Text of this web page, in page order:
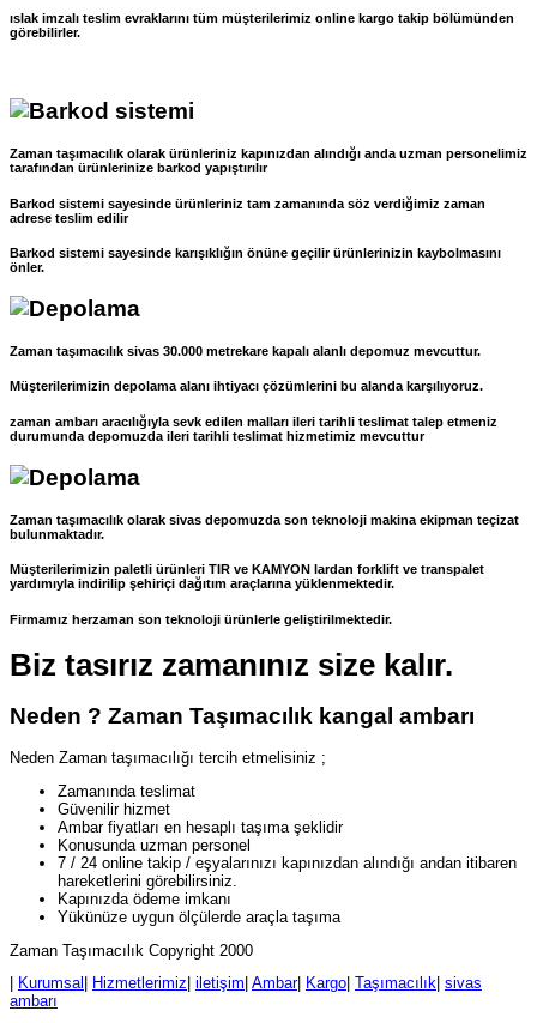
ıslak imzalı teslim evraklarını tüm müşterilerimiz online kargo takip bölümünden
görebilirler.
Zaman taşımacılık olarak ürünleriniz kapınızdan alındığı anda uzman personelimiz
tarafından ürünlerinize barkod yapıştırılır
Barkod sistemi sayesinde ürünleriniz tam zamanında söz verdiğimiz zaman
adrese teslim edilir
Barkod sistemi sayesinde karışıklığın önüne geçilir ürünlerinizin kaybolmasını
önler.
Zaman taşımacılık sivas 30.000 metrekare kapalı alanlı depomuz mevcuttur.
Müşterilerimizin depolama alanı ihtiyacı çözümlerini bu alanda karşılıyoruz.
zaman ambarı aracılığıyla sevk edilen malları ileri tarihli teslimat talep etmeniz
durumunda depomuzda ileri tarihli teslimat hizmetimiz mevcuttur
Zaman taşımacılık olarak sivas depomuzda son teknoloji makina ekipman teçizat
bulunmaktadır.
Müşterilerimizin paletli ürünleri TIR ve KAMYON lardan forklift ve transpalet
yardımıyla indirilip şehiriçi dağıtım araçlarına yüklenmektedir.
Firmamız herzaman son teknoloji ürünlerle geliştirilmektedir.
Biz tasırız zamanınız size kalır.
Neden ? Zaman Taşımacılık kangal ambarı
Neden Zaman taşımacılığı tercih etmelisiniz ;
Zamanında teslimat
Güvenilir hizmet
Ambar fiyatları en hesaplı taşıma şeklidir
Konusunda uzman personel
7 / 24 online takip / eşyalarınızı kapınızdan alındığı andan itibaren
hareketlerini görebilirsiniz.
Kapınızda ödeme imkanı
Yükünüze uygun ölçülerde araçla taşıma
Zaman Taşımacılık Copyright 2000
Kurumsal Hizmetlerimiz iletişim Ambar| Kargo Taşımacılık sivas
ambarı